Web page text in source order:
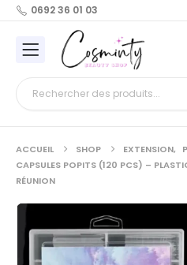
0692 36 01 03
ACCUEIL SHOP EXTENSION,
CAPSULES POPITS (120 PCS) –
RÉUNION